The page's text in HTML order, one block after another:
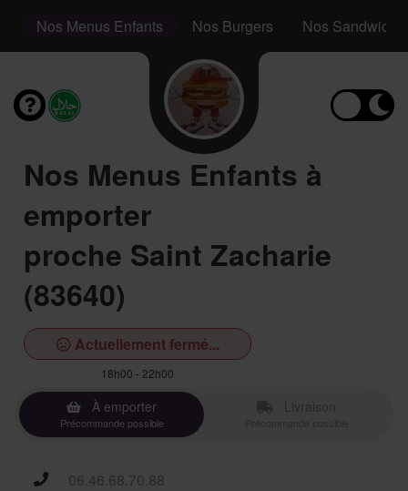
Nos Menus Enfants Nos Burgers Nos Sandwichs
Nos Menus Enfants à
emporter
proche Saint Zacharie
(83640)
Actuellement fermé...
18h00 - 22h00
À emporter
Précommande possible
06.46.68.70.88